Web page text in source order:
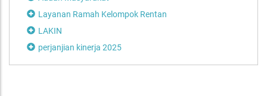
Layanan Ramah Kelompok Rentan
LAKIN
perjanjian kinerja 2025